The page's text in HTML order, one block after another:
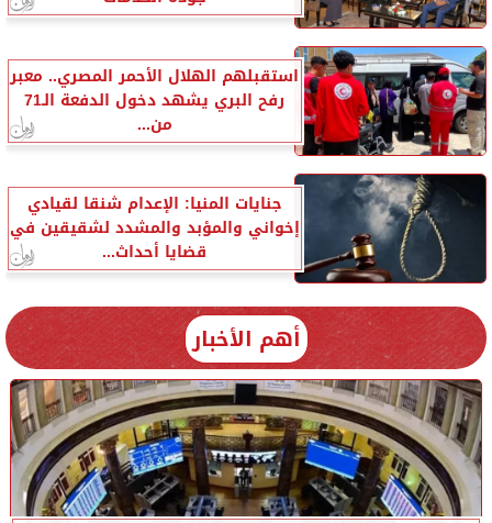
استقبلهم الهلال الأحمر المصري.. معبر
رفح البري يشهد دخول الدفعة الـ71
من...
جنايات المنيا: الإعدام شنقا لقيادي
إخواني والمؤبد والمشدد لشقيقين في
قضايا أحداث...
أهم الأخبار